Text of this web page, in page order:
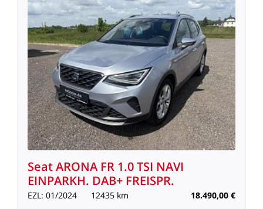
SeatARONA FR 1.0TSI NAVI
EINPARKH. DAB+ FREISPR.
EZL: 01/2024 12435 km 18.490,00 €